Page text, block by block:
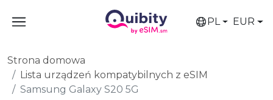
PL EUR
Strona domowa
Lista urządzeń kompatybilnych z eSIM
Samsung Galaxy S20 5G